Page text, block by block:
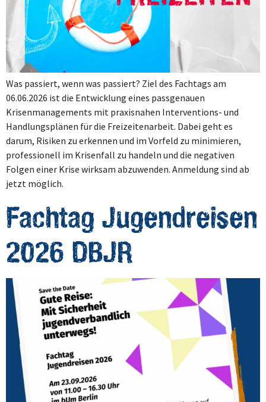
Was passiert, wenn was passiert? Ziel des Fachtags am
06.06.2026 ist die Entwicklung eines passgenauen
Krisenmanagements mit praxisnahen Interventions- und
Handlungsplänen für die Freizeitenarbeit. Dabei geht es
darum, Risiken zu erkennen und im Vorfeld zu minimieren,
professionell im Krisenfall zu handeln und die negativen
Folgen einer Krise wirksam abzuwenden. Anmeldung sind ab
jetzt möglich.
Fachtag Jugendreisen
2026 DBJR